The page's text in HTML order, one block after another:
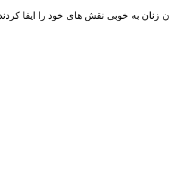
به خوبی نقش های خود را ایفا کردند